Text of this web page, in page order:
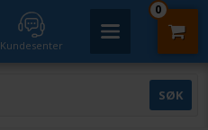
Kundesenter
0